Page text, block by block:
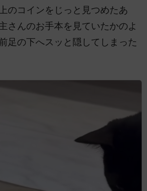
のコインをじっと見つめたあ
さんのお手本を見ていたかのよ
足の下へスッと隠してしまった